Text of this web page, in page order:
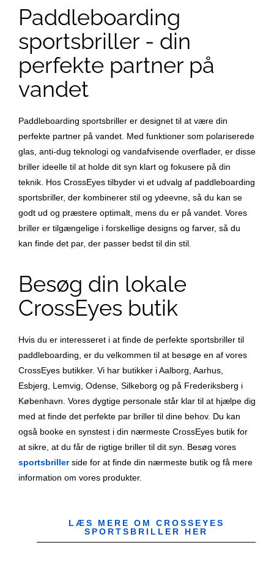
Paddleboarding
sportsbriller - din
perfekte partner på
vandet
Paddleboarding sportsbriller er designet til at være din
perfekte partner på vandet. Med funktioner som polariserede
glas, anti-dug teknologi og vandafvisende overflader, er disse
briller ideelle til at holde dit syn klart og fokusere på din
teknik. Hos CrossEyes tilbyder vi et udvalg af paddleboarding
sportsbriller, der kombinerer stil og ydeevne, så du kan se
godt ud og præstere optimalt, mens du er på vandet. Vores
briller er tilgængelige i forskellige designs og farver, så du
kan finde det par, der passer bedst til din stil.
Besøg din lokale
CrossEyes butik
Hvis du er interesseret i at finde de perfekte sportsbriller til
paddleboarding, er du velkommen til at besøge en af vores
CrossEyes butikker. Vi har butikker i Aalborg, Aarhus,
Esbjerg, Lemvig, Odense, Silkeborg og på Frederiksberg i
København. Vores dygtige personale står klar til at hjælpe dig
med at finde det perfekte par briller til dine behov. Du kan
også booke en synstest i din nærmeste CrossEyes butik for
at sikre, at du får de rigtige briller til dit syn. Besøg vores
sportsbrillerside for at finde din nærmeste butik og få mere
information om vores produkter.
LÆS MERE OM CROSSEYES
SPORTSBRILLER HER